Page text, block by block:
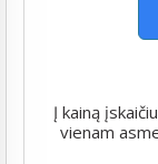
Į kainą
vienam